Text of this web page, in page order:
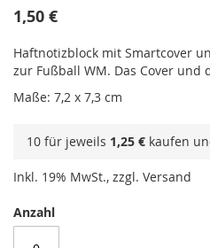
1,50 €
Haftnotizblock mit Smartcover
zur Fußball WM. Das Cover und
Maße: 7,2 x 7,3 cm
10 für jeweils 1,25 € kaufen
Inkl. 19% MwSt., zzgl. Versand
Anzahl